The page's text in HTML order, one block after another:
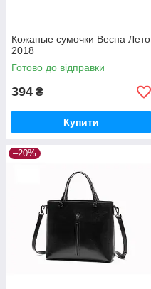
Кожаные сумочки Весна Лето
2018
Готово до відправки
394 ₴
Купити
–20%